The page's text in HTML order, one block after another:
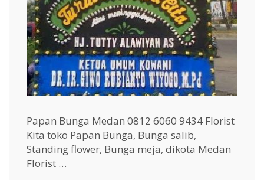
Papan Bunga Medan 0812 6060 9434 Florist
Kita toko Papan Bunga, Bunga salib,
Standing flower, Bunga meja, dikota Medan
Florist …